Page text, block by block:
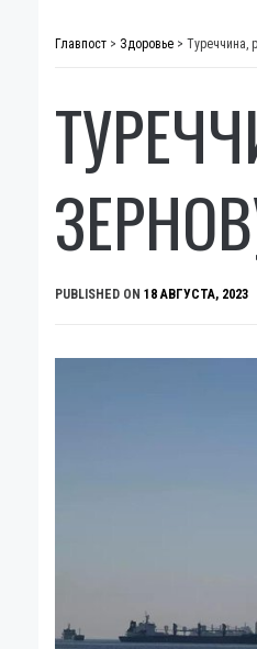
Главпост > Здоровье > Туреччина,
PUBLISHED ON 18 АВГУСТА, 2023